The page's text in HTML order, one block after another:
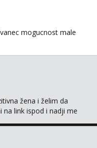
mogucnost male
žena i želim da
na link ispod i nadji me